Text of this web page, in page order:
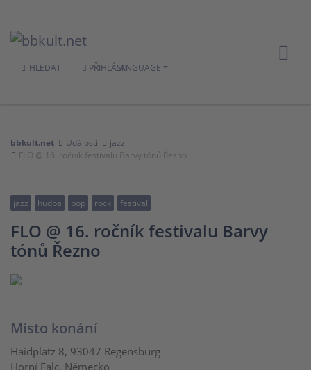
HLEDAT PŘIHLÁSITLANGUAGE
bbkult.net Události
jazz
FLO @ 16. ročník festivalu Barvy tónů Řezno
jazz hudba pop rock festival
FLO @ 16. ročník festivalu Barvy
tónů Řezno
Místo konání
Haidplatz 8, 93047 Regensburg
Horní Falc, Německo